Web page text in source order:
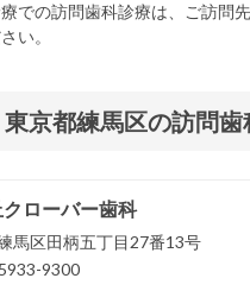
での訪問歯科診療は、ご訪問
い。
東京都練馬区の訪問歯
ローバー歯科
馬区田柄五丁目27番13号
9300